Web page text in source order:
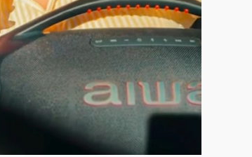
VER CASE COMPLETO